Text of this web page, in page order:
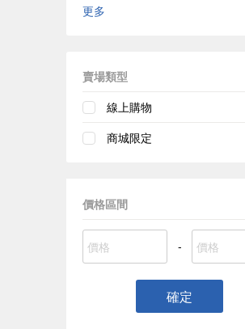
更多
賣場類型
線上購物
商城限定
價格區間
-
確定